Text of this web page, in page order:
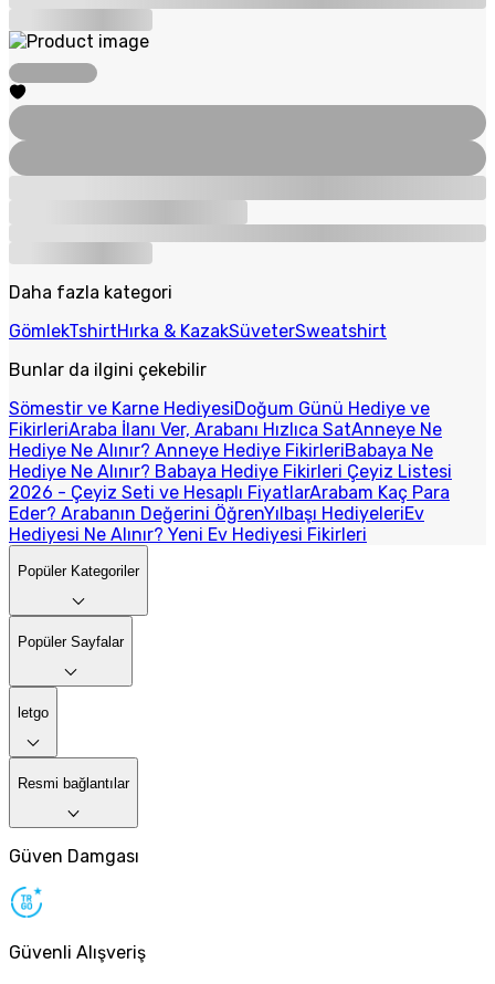
Daha fazla kategori
GömlekTshirtHırka & KazakSüveterSweatshirt
Bunlar da ilgini çekebilir
Sömestir ve Karne HediyesiDoğum Günü Hediye ve
FikirleriAraba İlanı Ver, Arabanı Hızlıca SatAnneye Ne
Hediye Ne Alınır? Anneye Hediye FikirleriBabaya Ne
Hediye Ne Alınır? Babaya Hediye Fikirleri Çeyiz Listesi
2026 - Çeyiz Seti ve Hesaplı FiyatlarArabam Kaç Para
Eder? Arabanın Değerini ÖğrenYılbaşı HediyeleriEv
Hediyesi Ne Alınır? Yeni Ev Hediyesi Fikirleri
Popüler Kategoriler
Popüler Sayfalar
letgo
Resmi bağlantılar
Güven Damgası
Güvenli Alışveriş